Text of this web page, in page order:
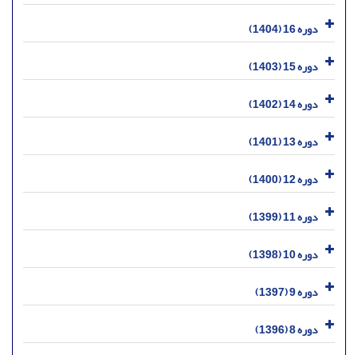
دوره 16 (1404)
دوره 15 (1403)
دوره 14 (1402)
دوره 13 (1401)
دوره 12 (1400)
دوره 11 (1399)
دوره 10 (1398)
دوره 9 (1397)
دوره 8 (1396)